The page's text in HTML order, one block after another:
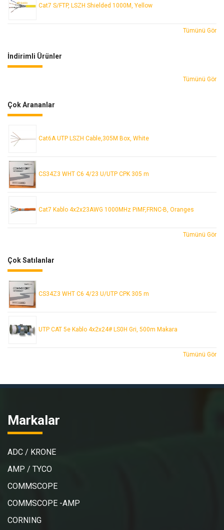
Cat7 S/FTP, LSZH Shielded 1000M, Yellow
Tümünü Gör
İndirimli Ürünler
Tümünü Gör
Çok Arananlar
Cat6A UTP LSZH Cable,305M Box, White
CS34Z3 WHT C6 4/23 U/UTP CPK 305 m
Cat7 Kablo 4x2x23AWG 1000MHz PiMF,FRNC-B, Oranges
Tümünü Gör
Çok Satılanlar
CS34Z3 WHT C6 4/23 U/UTP CPK 305 m
UTP CAT 5e Kablo 4x2x24# LS0H Gri, 500m Makara
Tümünü Gör
Markalar
ADC / KRONE
AMP / TYCO
COMMSCOPE
COMMSCOPE -AMP
CORNING